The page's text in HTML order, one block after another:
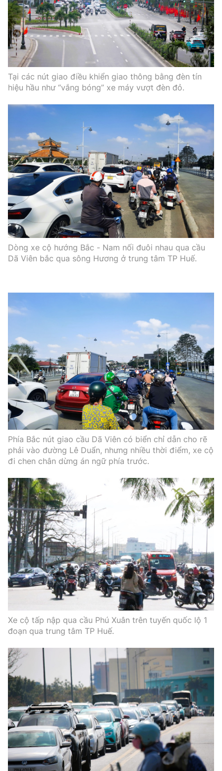
Tại các nút giao điều khiển giao thông bằng đèn tín
hiệu hầu như “vắng bóng” xe máy vượt đèn đỏ.
Dòng xe cộ hướng Bắc - Nam nối đuôi nhau qua cầu
Dã Viên bắc qua sông Hương ở trung tâm TP Huế.
Phía Bắc nút giao cầu Dã Viên có biển chỉ dẫn cho rẽ
phải vào đường Lê Duẩn, nhưng nhiều thời điểm, xe cộ
đi chen chân dừng án ngữ phía trước.
Xe cộ tấp nập qua cầu Phú Xuân trên tuyến quốc lộ 1
đoạn qua trung tâm TP Huế.